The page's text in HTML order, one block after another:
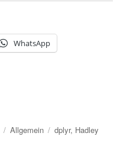
WhatsApp
Kategorien
Allgemein Schlagwörter
dplyr, Hadley